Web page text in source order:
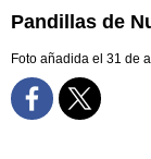
Pandillas de
Foto añadida el 31 de